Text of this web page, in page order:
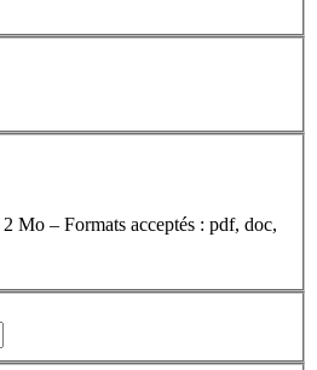
Mo – Formats acceptés : pdf, doc,